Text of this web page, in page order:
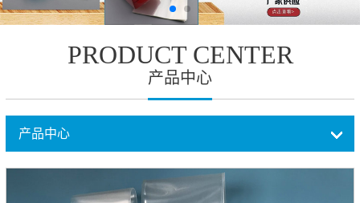
PRODUCT CENTER
产品中心
产品中心